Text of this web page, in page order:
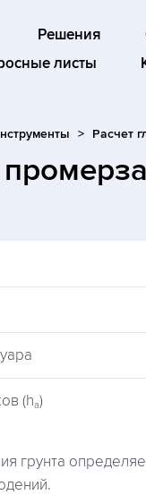
Решения
листы
Расчет
(ha)
грунта